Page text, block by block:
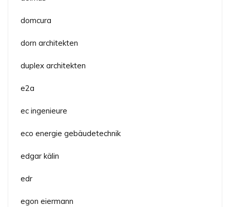
domcura
dorn architekten
duplex architekten
e2a
ec ingenieure
eco energie gebäudetechnik
edgar kälin
edr
egon eiermann